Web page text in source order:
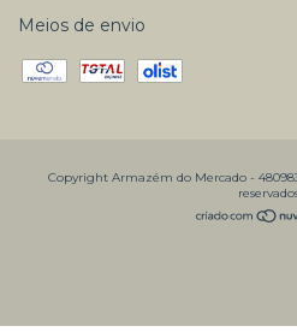
Meios de envio
Copyright Armazém do Mercado -